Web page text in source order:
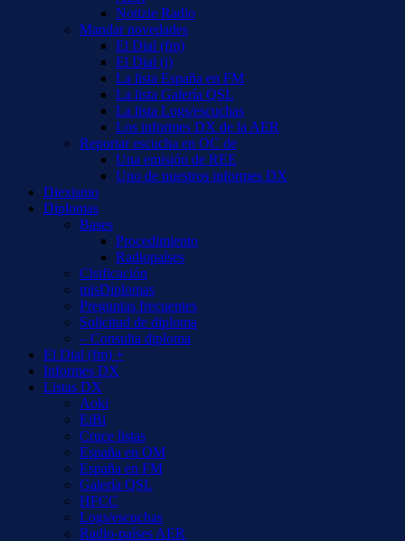
Notizie Radio
Mandar novedades
El Dial (fm)
El Dial (i)
La lista España en FM
La lista Galería QSL
La lista Logs/escuchas
Los informes DX de la AER
Reportar escucha en OC de
Una emisión de REE
Uno de nuestros informes DX
Diexismo
Diplomas
Bases
Procedimiento
Radiopaíses
Clsificación
misDiplomas
Preguntas frecuentes
Solicitud de diploma
– Consulta diploma
El Dial (fm) +
Informes DX
Listas DX
Aoki
EiBi
Cruce listas
España en OM
España en FM
Galería QSL
HFCC
Logs/escuchas
Radio-países AER